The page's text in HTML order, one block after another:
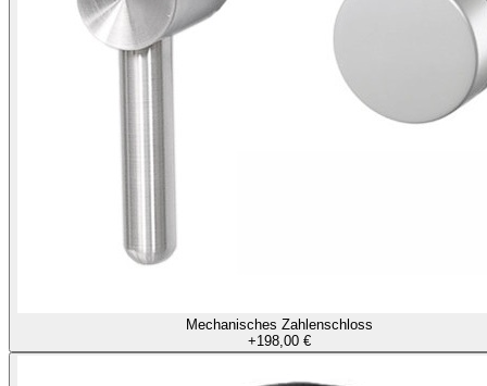
Mechanisches Zahlenschloss
+198,00 €